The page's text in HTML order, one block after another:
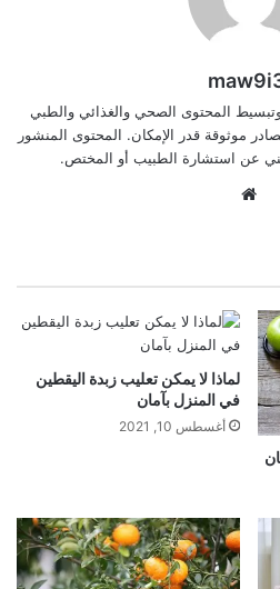
المحتوى الصحي والغذائي والطبي
موثوقة قدر الإمكان. المحتوى المنشور
عن استشارة الطبيب أو المختص.
لماذا لا يمكن تعليب زبدة اليقطين
في المنزل بآمان
أغسطس 10, 2021